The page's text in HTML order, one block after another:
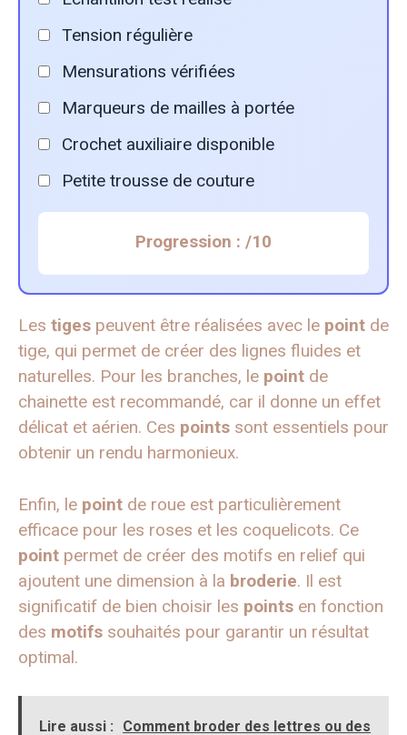
Tension régulière
Mensurations vérifiées
Marqueurs de mailles à portée
Crochet auxiliaire disponible
Petite trousse de couture
Progression : /10
Les tiges peuvent être réalisées avec le point de
tige, qui permet de créer des lignes fluides et
naturelles. Pour les branches, le point de
chainette est recommandé, car il donne un effet
délicat et aérien. Ces points sont essentiels pour
obtenir un rendu harmonieux.
Enfin, le point de roue est particulièrement
efficace pour les roses et les coquelicots. Ce
point permet de créer des motifs en relief qui
ajoutent une dimension à la broderie. Il est
significatif de bien choisir les points en fonction
des motifs souhaités pour garantir un résultat
optimal.
Lire aussi : Comment broder des lettres ou des